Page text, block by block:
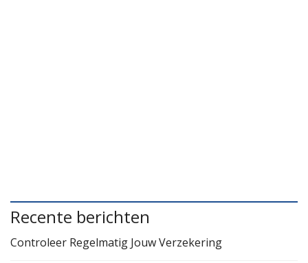
Recente berichten
Controleer Regelmatig Jouw Verzekering